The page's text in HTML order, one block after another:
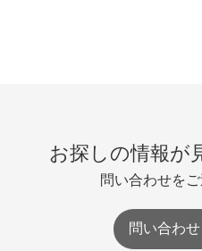
お探しの情報が
問い合わせをご
問い合わ